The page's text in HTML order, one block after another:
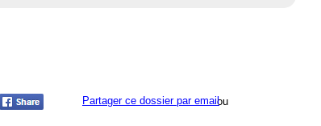
ou
Partager ce dossier par email